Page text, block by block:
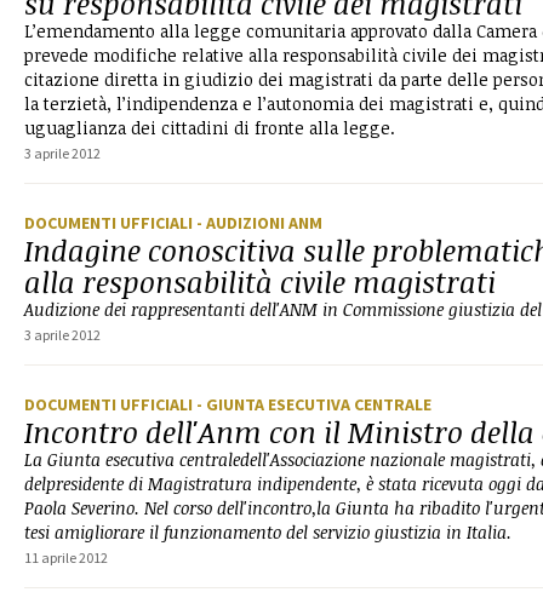
L’emendamento alla legge comunitaria approvato dalla
prevede modifiche relative alla responsabilità civile dei
citazione diretta in giudizio dei magistrati da parte delle
la terzietà, l’indipendenza e l’autonomia dei magistrati e,
uguaglianza dei cittadini di fronte alla legge.
3 aprile 2012
DOCUMENTI UFFICIALI - AUDIZIONI ANM
Indagine conoscitiva sulle
alla responsabilità civile magistrati
Audizione dei rappresentanti dell'ANM in Commissione giustizia
3 aprile 2012
DOCUMENTI UFFICIALI - GIUNTA ESECUTIVA CENTRALE
Incontro dell'Anm con il Ministro della
La Giunta esecutiva centraledell'Associazione nazionale magistrati,
delpresidente di Magistratura indipendente, è stata ricevuta oggi
Paola Severino. Nel corso dell'incontro,la Giunta ha ribadito
tesi amigliorare il funzionamento del servizio giustizia in Italia.
11 aprile 2012